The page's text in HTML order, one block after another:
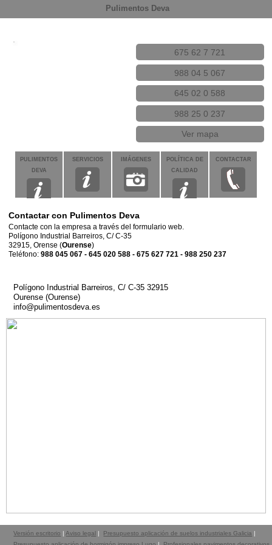
Pulimentos Deva
675 62 7 721
988 04 5 067
645 02 0 588
988 25 0 237
Ver mapa
PULIMENTOS
DEVA
SERVICIOS IMÁGENES
POLÍTICA DE
CALIDAD
CONTACTAR
Contactar con Pulimentos Deva
Contacte con la empresa a través del formulario web.
Polígono Industrial Barreiros, C/ C-35
32915, Orense (Ourense)
Teléfono: 988 045 067 - 645 020 588 - 675 627 721 - 988 250 237
Polígono Industrial Barreiros, C/ C-35 32915
Ourense (Ourense)
info@pulimentosdeva.es
Versión escritorio | Aviso legal | Presupuesto aplicación de suelos industriales Galicia |